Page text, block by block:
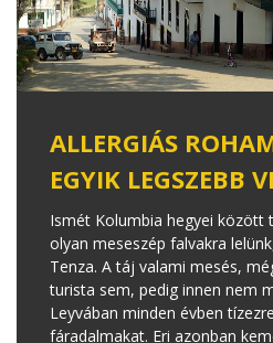
ALLERGIÁS
EGYIK LEGSZEBB
Ismét Kolumbia hegyei között
olyan meseszép falvakra
Tenza. A táj valami mesés,
turista sem, pedig innen nem
Leyvában minden évben
fáradalmakat. Eri azonban